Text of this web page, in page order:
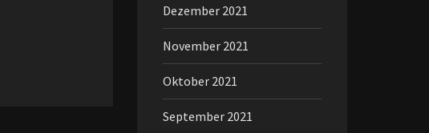
Dezember 2021
November 2021
Oktober 2021
September 2021